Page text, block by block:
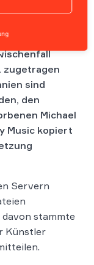
zugetragen
sind
den
Michael
Music kopiert
Servern
stammte
Künstler